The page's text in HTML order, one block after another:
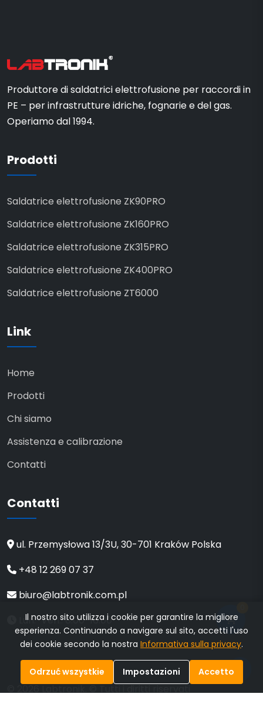
Produttore di saldatrici elettrofusione per raccordi in
PE – per infrastrutture idriche, fognarie e del gas.
Operiamo dal 1994.
Prodotti
Saldatrice elettrofusione ZK90PRO
Saldatrice elettrofusione ZK160PRO
Saldatrice elettrofusione ZK315PRO
Saldatrice elettrofusione ZK400PRO
Saldatrice elettrofusione ZT6000
Link
Home
Prodotti
Chi siamo
Assistenza e calibrazione
Contatti
Contatti
ul. Przemysłowa 13/3U, 30-701 Kraków Polska
+48 12 269 07 37
biuro@labtronik.com.pl
Lun.-Ven.: 8:00-16:00
Il nostro sito utilizza i cookie per garantire la migliore
esperienza. Continuando a navigare sul sito, accetti l'uso
dei cookie secondo la nostra Informativa sulla privacy.
Odrzuć wszystkie Impostazioni Accetto